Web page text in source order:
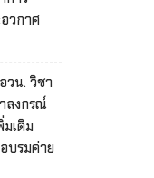
วกาศ
วน. วิชา
ลงกรณ์
มเติม
บรมค่าย